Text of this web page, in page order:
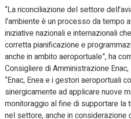
“La riconciliazione del settore
l’ambiente è un processo da tempo
iniziative nazionali e internazionali
corretta pianificazione e
anche in ambito aeroportuale”, ha
Consigliere di Amministrazione
“Enac, Enea e i gestori aeroportuali
sinergicamente ad applicare nuove
monitoraggio al fine di supportare la
nel settore, anche in considerazione